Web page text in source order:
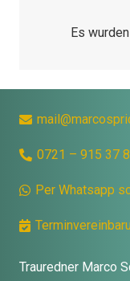
Es
0721 – 915 37
Per Whatsapp
Trauredner Marco